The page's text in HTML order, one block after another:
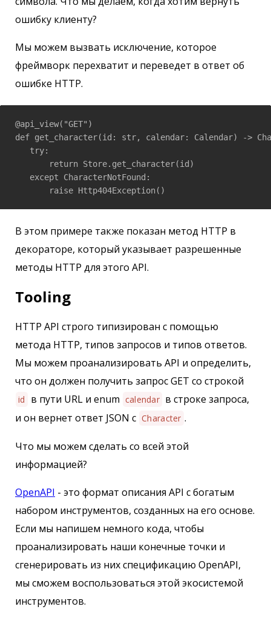
ошибку клиенту?
Мы можем вызвать исключение, которое
фреймворк перехватит и переведет в ответ об
ошибке HTTP.
@api_view("GET")
def get_character(id: str, calendar: Calendar) ->
   try:
       return Store.get_character(id)
   except CharacterNotFound:
       raise Http404Exception()
В этом примере также показан метод HTTP в
декораторе, который указывает разрешенные
методы HTTP для этого API.
Tooling
HTTP API строго типизирован с помощью
метода HTTP, типов запросов и типов ответов.
Мы можем проанализировать API и определить,
что он должен получить запрос GET со строкой
id в пути URL и enum calendar в строке запроса,
и он вернет ответ JSON с Character .
Что мы можем сделать со всей этой
информацией?
OpenAPI - это формат описания API с богатым
набором инструментов, созданных на его основе.
Если мы напишем немного кода, чтобы
проанализировать наши конечные точки и
сгенерировать из них спецификацию OpenAPI,
мы сможем воспользоваться этой экосистемой
инструментов.